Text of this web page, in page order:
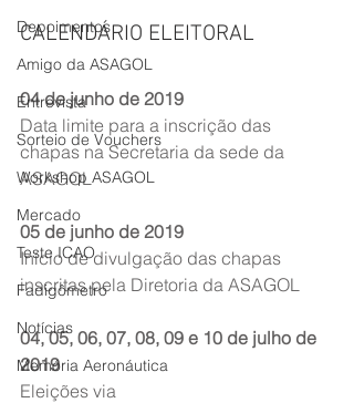
Depoimentos
Amigo da ASAGOL
Entrevista
Sorteio de Vouchers
Workshop ASAGOL
Mercado
Teste ICAO
Fadigômetro
Notícias
Memória Aeronáutica
CALENDÁRIO ELEITORAL
04 de junho de 2019
Data limite para a inscrição das
chapas na Secretaria da sede da
ASAGOL
05 de junho de 2019
Início de divulgação das chapas
inscritas pela Diretoria da ASAGOL
04, 05, 06, 07, 08, 09 e 10 de julho de
2019
Eleições via